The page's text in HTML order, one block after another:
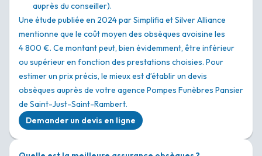
auprès du conseiller).
Une étude publiée en 2024 par Simplifia et Silver Alliance
mentionne que le coût moyen des obsèques avoisine les
4 800 €. Ce montant peut, bien évidemment, être inférieur
ou supérieur en fonction des prestations choisies. Pour
estimer un prix précis, le mieux est d’établir un devis
obsèques auprès de votre agence Pompes Funèbres Pansier
de Saint-Just-Saint-Rambert.
Demander un devis en ligne